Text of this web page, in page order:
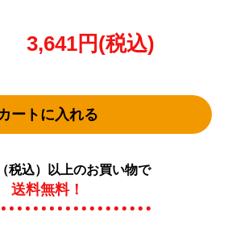
3,641円(税込)
ートに入れる
（税込）以上のお買い物で
送料無料！